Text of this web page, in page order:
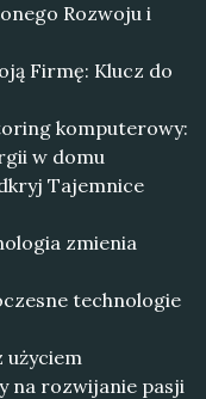
Rozwoju i
Firmę: Klucz do
komputerowy:
w domu
Tajemnice
zmienia
technologie
użyciem
na rozwijanie pasji